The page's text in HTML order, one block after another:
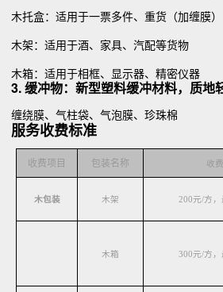
木托盒：适用于一票多件、重货（加缠膜）
木架：适用于酒、家具、汽配等货物
木箱：适用于相框、显示器、精密仪器
3. 缓冲物：新型塑料缓冲材料，质
缠绕膜、气柱袋、气泡膜、珍珠棉
服务收费标准
收费项目 包装名称 收
木包装 木架 200元/方
木箱 300元/方